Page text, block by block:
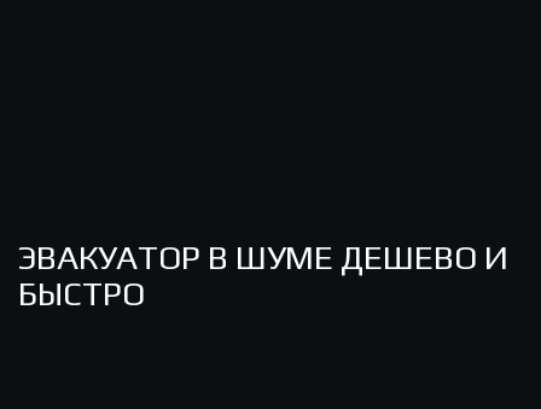
ЭВАКУАТОР В ШУМЕ ДЕШЕВО И
БЫСТРО